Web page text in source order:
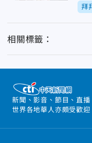
拜
相關標籤：
新聞、影音、節目、直
世界各地華人亦頗受歡